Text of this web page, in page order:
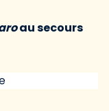
au secours